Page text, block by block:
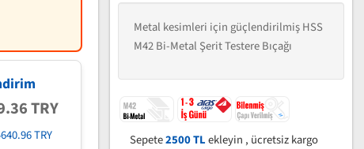
TRY
TRY
Metal kesimleri için güçlendirilmiş HSS
M42 Bi-Metal Şerit Testere Bıçağı
Sepete2500 TLekleyin , ücretsiz kargo